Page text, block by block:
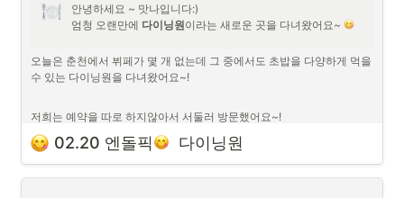
안녕하세요 ~ 맛나입니다:)
엄청 오랜만에 다이닝원이라는 새로운 곳을 다녀왔어요~
오늘은 춘천에서 뷔페가 몇 개 없는데 그 중에서도 초밥을 다양하게 먹을
수 있는 다이닝원을 다녀왔어요~!
저희는 예약을 따로 하지않아서 서둘러 방문했어요~!
여기는 양식, 중식, 한식 , 일식 등 굉장히 많은 음식들이 있는데 그 중에
서도 가게명에 맞게 초밥을 더 다양하게 먹을 수 있어서 좋았어요!
02.20 엔돌픽
  다이닝원